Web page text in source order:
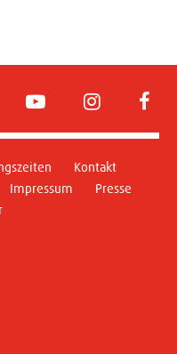
YouTube Instagram
Kontakt
Impressum
Presse